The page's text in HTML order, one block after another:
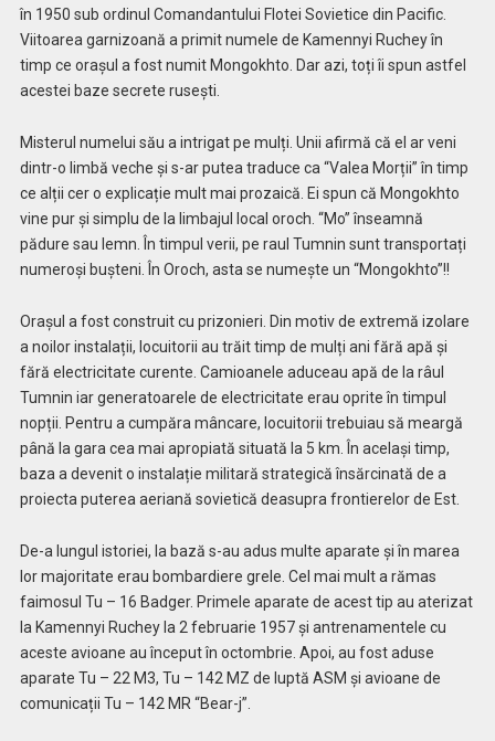
în 1950 sub ordinul Comandantului Flotei Sovietice din Pacific.
Viitoarea garnizoană a primit numele de Kamennyi Ruchey în
timp ce orașul a fost numit Mongokhto. Dar azi, toți îi spun astfel
acestei baze secrete rusești.
Misterul numelui său a intrigat pe mulți. Unii afirmă că el ar veni
dintr-o limbă veche și s-ar putea traduce ca “Valea Morții” în timp
ce alții cer o explicație mult mai prozaică. Ei spun că Mongokhto
vine pur și simplu de la limbajul local oroch. “Mo” înseamnă
pădure sau lemn. În timpul verii, pe raul Tumnin sunt transportați
numeroși bușteni. În Oroch, asta se numește un “Mongokhto”!!
Orașul a fost construit cu prizonieri. Din motiv de extremă izolare
a noilor instalații, locuitorii au trăit timp de mulți ani fără apă și
fără electricitate curente. Camioanele aduceau apă de la râul
Tumnin iar generatoarele de electricitate erau oprite în timpul
nopții. Pentru a cumpăra mâncare, locuitorii trebuiau să meargă
până la gara cea mai apropiată situată la 5 km. În același timp,
baza a devenit o instalație militară strategică însărcinată de a
proiecta puterea aeriană sovietică deasupra frontierelor de Est.
De-a lungul istoriei, la bază s-au adus multe aparate și în marea
lor majoritate erau bombardiere grele. Cel mai mult a rămas
faimosul Tu – 16 Badger. Primele aparate de acest tip au aterizat
la Kamennyi Ruchey la 2 februarie 1957 și antrenamentele cu
aceste avioane au început în octombrie. Apoi, au fost aduse
aparate Tu – 22 M3, Tu – 142 MZ de luptă ASM și avioane de
comunicații Tu – 142 MR “Bear-j”.